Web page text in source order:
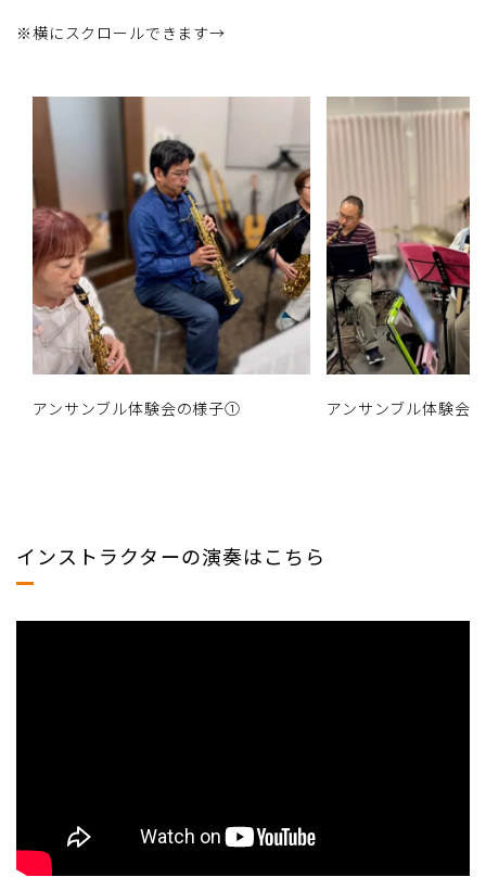
※横にスクロールできます→
アンサンブル体験会の様子① アンサンブル体験会
インストラクターの演奏はこちら